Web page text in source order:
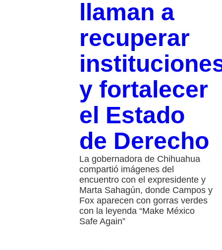
llaman a
recuperar
y fortalecer
el Estado
de Derecho
La gobernadora de Chihuahua
compartió imágenes del
encuentro con el expresidente y
Marta Sahagún, donde Campos y
Fox aparecen con gorras verdes
con la leyenda “Make México
Safe Again”